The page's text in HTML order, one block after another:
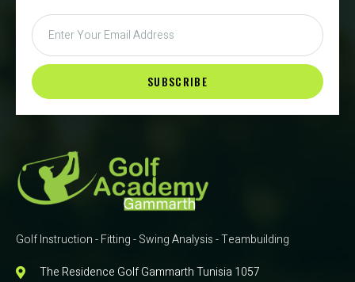
SUBSCRIBE
Golf Instruction - Fitting - Swing Analysis - Teambuilding
The Residence Golf Gammarth Tunisia 1057